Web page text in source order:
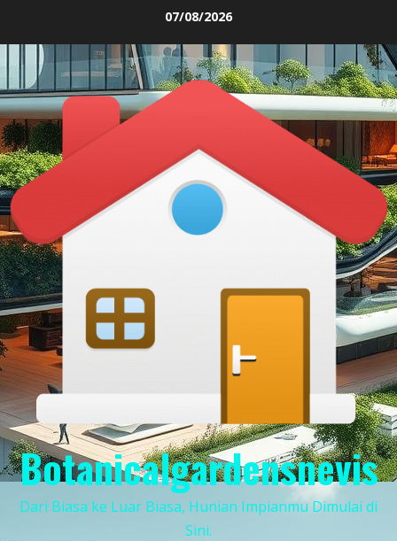
content
07/08/2026
Botanicalgardensnevis
Dari Biasa ke Luar Biasa, Hunian Impianmu Dimulai di
Sini.